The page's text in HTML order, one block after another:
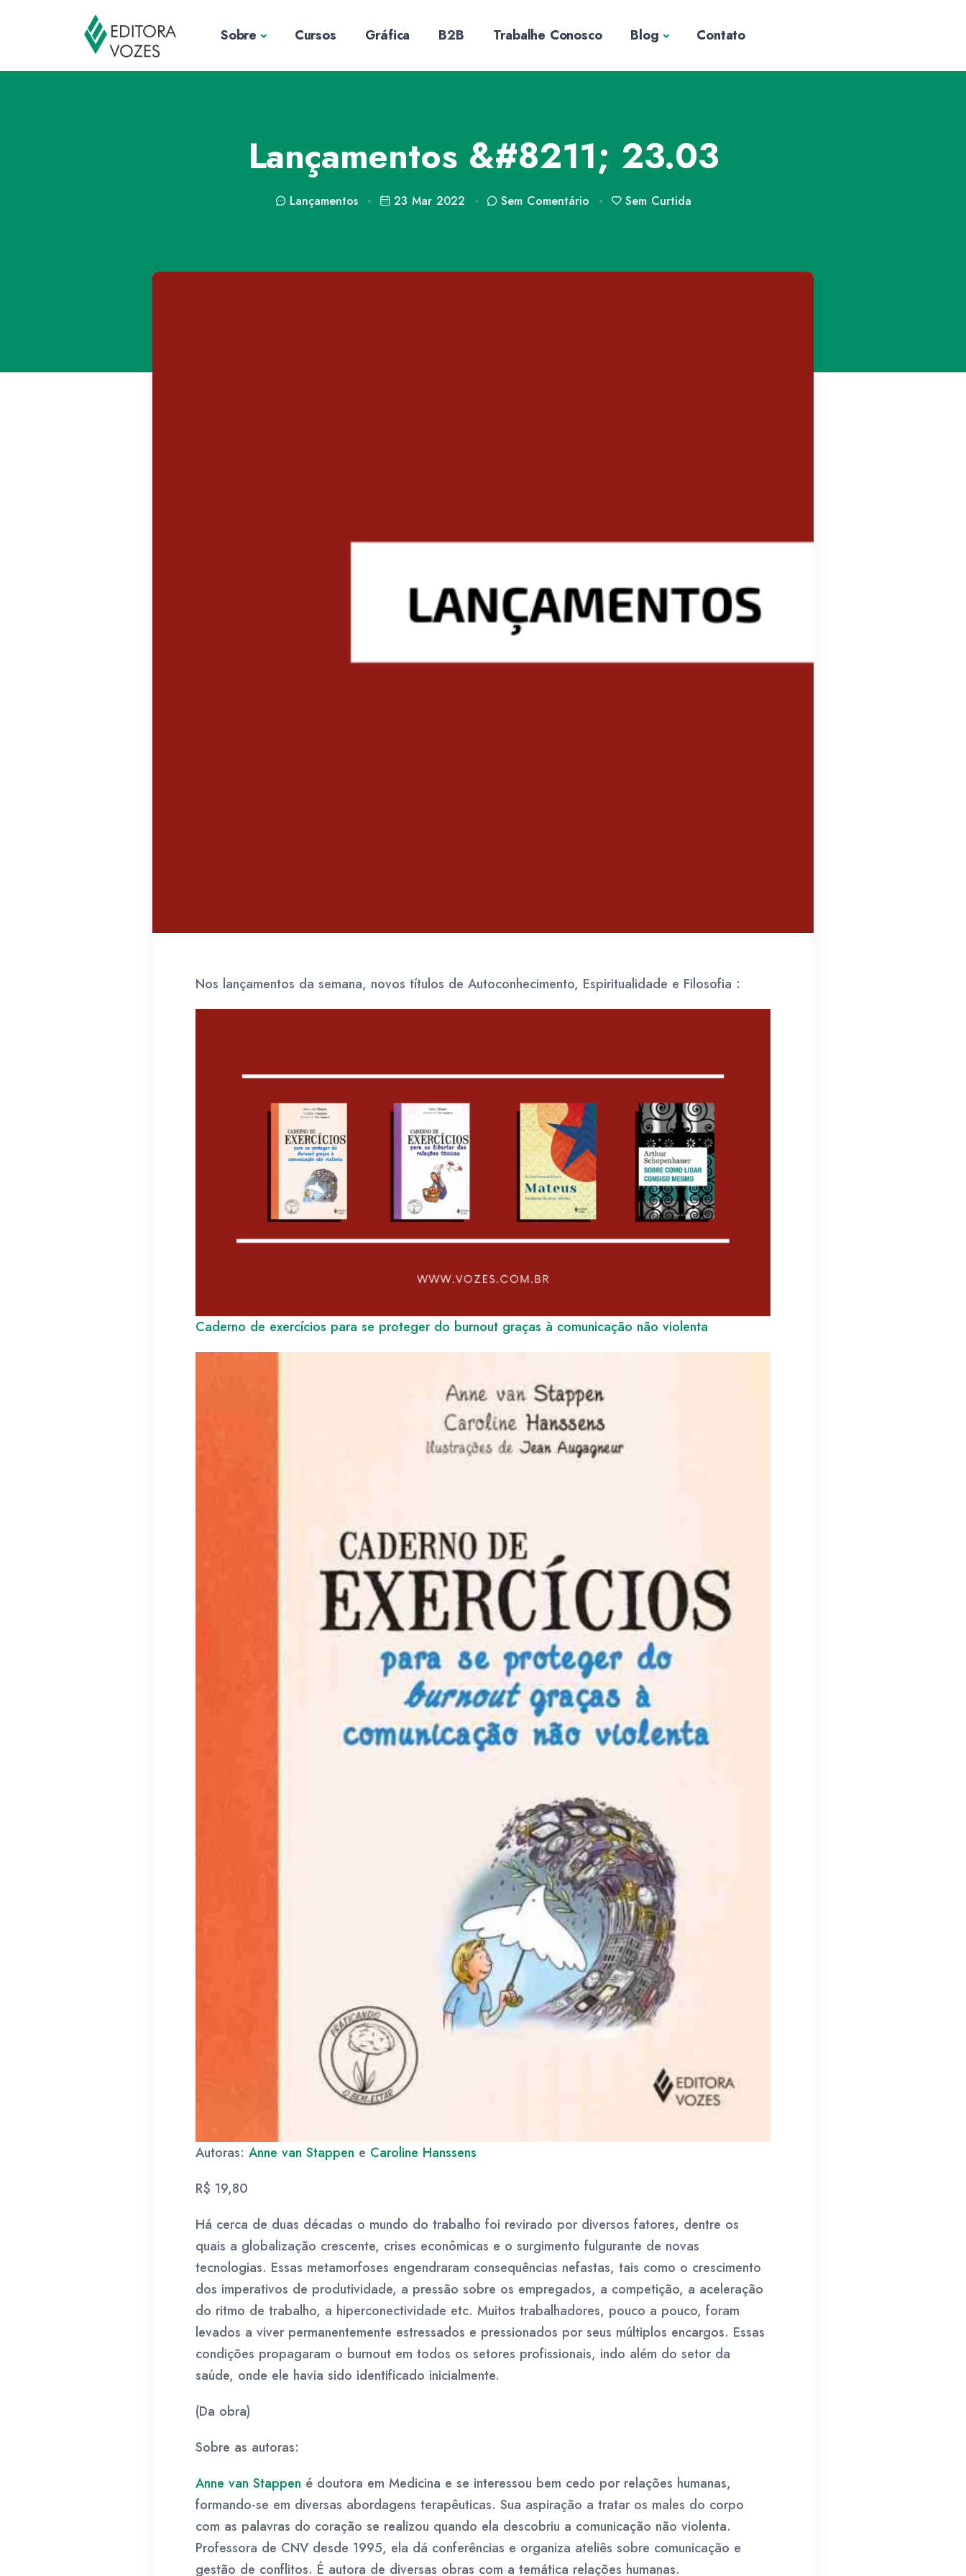
Sobre Cursos Gráfica B2B Trabalhe Conosco Blog Contato
Lançamentos &#8211; 23.03
Lançamentos 23 Mar 2022 SemComentário SemCurtida
Nos lançamentos da semana, novos títulos de Autoconhecimento, Espiritualidade e Filosofia :
Caderno de exercícios para se proteger do burnout graças à comunicação não violenta
Autoras: Anne van Stappen e Caroline Hanssens
R$ 19,80
Há cerca de duas décadas o mundo do trabalho foi revirado por diversos fatores, dentre os
quais a globalização crescente, crises econômicas e o surgimento fulgurante de novas
tecnologias. Essas metamorfoses engendraram consequências nefastas, tais como o crescimento
dos imperativos de produtividade, a pressão sobre os empregados, a competição, a aceleração
do ritmo de trabalho, a hiperconectividade etc. Muitos trabalhadores, pouco a pouco, foram
levados a viver permanentemente estressados e pressionados por seus múltiplos encargos. Essas
condições propagaram o burnout em todos os setores profissionais, indo além do setor da
saúde, onde ele havia sido identificado inicialmente.
(Da obra)
Sobre as autoras:
Anne van Stappen é doutora em Medicina e se interessou bem cedo por relações humanas,
formando-se em diversas abordagens terapêuticas. Sua aspiração a tratar os males do corpo
com as palavras do coração se realizou quando ela descobriu a comunicação não violenta.
Professora de CNV desde 1995, ela dá conferências e organiza ateliês sobre comunicação e
gestão de conflitos. É autora de diversas obras com a temática relações humanas.